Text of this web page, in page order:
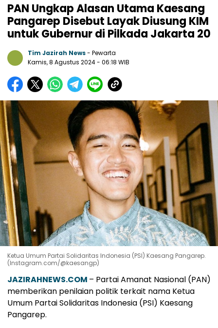
PAN Ungkap Alasan Utama Kaesang
Pangarep Disebut Layak Diusung KIM
untuk Gubernur di Pilkada Jakarta 20
Tim Jazirah News- Pewarta
Kamis, 8 Agustus 2024- 06:18 WIB
Ketua Umum Partai Solidaritas Indonesia (PSI) Kaesang Pangarep.
(Instagram.com/@kaesangp)
JAZIRAHNEWS.COM – Partai Amanat Nasional (PAN)
memberikan penilaian politik terkait nama Ketua
Umum Partai Solidaritas Indonesia (PSI) Kaesang
Pangarep.